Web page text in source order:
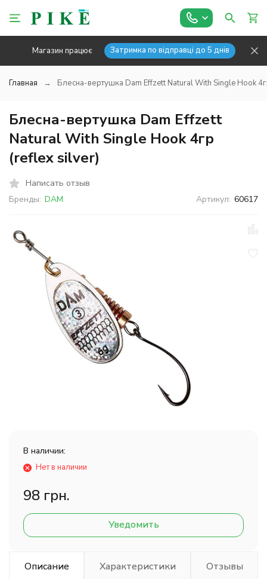
Магазин працює Затримка по відправці до 5 днів
Главная Блесна-вертушка Dam Effzett Natural With Single Hook
Блесна-вертушка Dam Effzett
Natural With Single Hook 4гр
(reflex silver)
Написать отзыв
Бренды: DAM Артикул: 60617
В наличии:
Нет в наличии
98 грн.
Уведомить
Описание Характеристики Отзывы